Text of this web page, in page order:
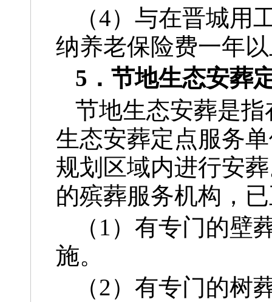
（4）与在晋城
纳养老保险费一年
5．节地生态安葬
节地生态安葬是
生态安葬定点服务
规划区域内进行安
的殡葬服务机构，
（1）有专门的
施。
（2）有专门的